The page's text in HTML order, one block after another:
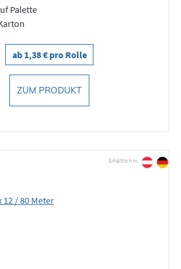
Palette
ab 1,38 € pro Rolle
ZUM PRODUKT
Erhältlich in: